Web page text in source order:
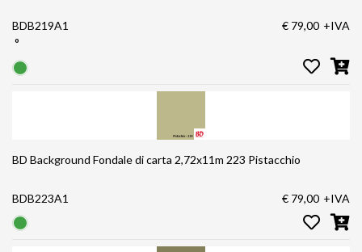
BDB219A1
°
€ 79,00 +IVA
BD Background Fondale di carta 2,72x11m 223 Pistacchio
BDB223A1 € 79,00 +IVA